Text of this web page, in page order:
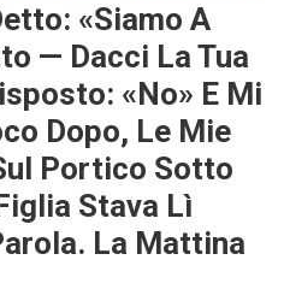
«Siamo A
— Dacci La Tua
«No» E Mi
Dopo, Le Mie
Portico Sotto
Stava Lì
La Mattina